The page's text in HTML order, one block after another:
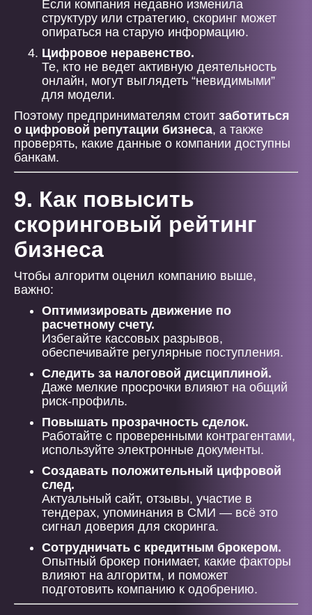
Если компания недавно изменила
структуру или стратегию, скоринг может
опираться на старую информацию.
Цифровое неравенство.
Те, кто не ведет активную деятельность
онлайн, могут выглядеть “невидимыми”
для модели.
Поэтому предпринимателям стоит заботиться
о цифровой репутации бизнеса, а также
проверять, какие данные о компании доступны
банкам.
9. Как повысить
скоринговый рейтинг
бизнеса
Чтобы алгоритм оценил компанию выше,
важно:
Оптимизировать движение по
расчетному счету.
Избегайте кассовых разрывов,
обеспечивайте регулярные поступления.
Следить за налоговой дисциплиной.
Даже мелкие просрочки влияют на общий
риск-профиль.
Повышать прозрачность сделок.
Работайте с проверенными контрагентами,
используйте электронные документы.
Создавать положительный цифровой
след.
Актуальный сайт, отзывы, участие в
тендерах, упоминания в СМИ — всё это
сигнал доверия для скоринга.
Сотрудничать с кредитным брокером.
Опытный брокер понимает, какие факторы
влияют на алгоритм, и поможет
подготовить компанию к одобрению.